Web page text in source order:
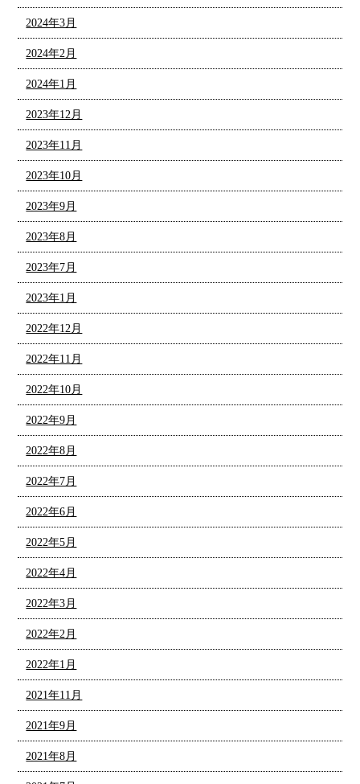
2024年3月
2024年2月
2024年1月
2023年12月
2023年11月
2023年10月
2023年9月
2023年8月
2023年7月
2023年1月
2022年12月
2022年11月
2022年10月
2022年9月
2022年8月
2022年7月
2022年6月
2022年5月
2022年4月
2022年3月
2022年2月
2022年1月
2021年11月
2021年9月
2021年8月